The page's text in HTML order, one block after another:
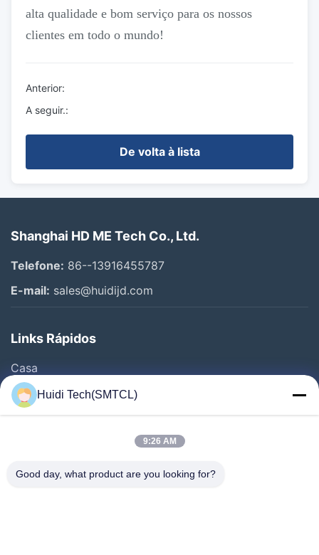
alta qualidade e bom serviço para os nossos
clientes em todo o mundo!
Anterior:
A seguir.:
De volta à lista
Shanghai HD ME Tech Co., Ltd.
Telefone: 86--13916455787
E-mail: sales@huidijd.com
Links Rápidos
Casa
Produtos
Vídeos
Fábrica
Huidi Tech(SMTCL)
9:26 AM
Good day, what product are you looking for?